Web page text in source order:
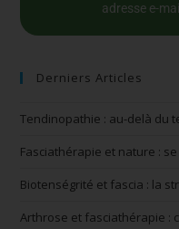
adresse e-
Derniers Articles
Tendinopathie : au-delà du
Fasciathérapie et nature :
Biotenségrité et fascia : la
Arthrose et fasciathérapie :